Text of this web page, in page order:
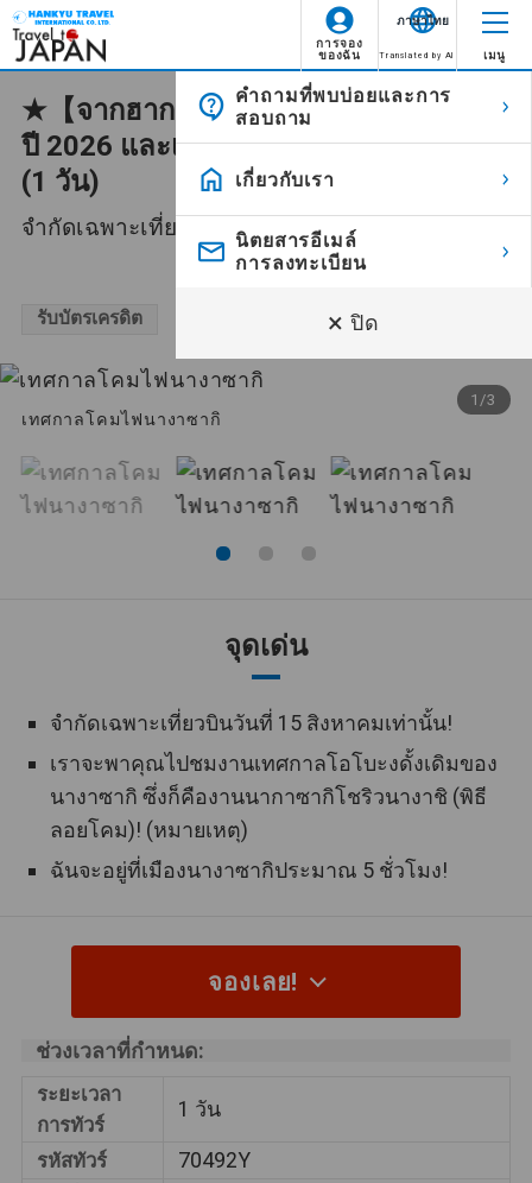
การจอง
ของฉัน
Translated by AI เมนู
คำถามที่พบบ่อยและการ
สอบถาม
เกี่ยวกับเรา
นิตยสารอีเมล์
การลงทะเบียน
× ปิด
★【จากฮากาตะ】ขบวนแห่เรือวิญญาณ
ปี 2026 และเที่ยวชมเมืองนางาซากิฟรี
(1 วัน)
จำกัดเฉพาะเที่ยวบินวันที่ 15 สิงหาคมเท่านั้น!
รับบัตรเครดิต
1 /3
เทศกาลโคมไฟนางาซากิ
จุดเด่น
จำกัดเฉพาะเที่ยวบินวันที่ 15 สิงหาคมเท่านั้น!
เราจะพาคุณไปชมงานเทศกาลโอโบะงดั้งเดิมของ
นางาซากิ ซึ่งก็คืองานนากาซากิโชริวนางาชิ (พิธี
ลอยโคม)! (หมายเหตุ)
ฉันจะอยู่ที่เมืองนางาซากิประมาณ 5 ชั่วโมง!
จองเลย!
ช่วงเวลาที่กำหนด:
ระยะเวลา
การทัวร์
1 วัน
รหัสทัวร์ 70492Y
ไอคอน คำอธิบาย
ทัวร์ใหม่ ทัวร์ใหม่
รวมอาหารทุกมื้อ (ยกเว้นอาหารบน
เครื่องบิน) ตลอดการเดินทาง
ผู้นำทัวร์จะคอยดูแลตลอดการเดินทาง
มีไกด์ท้องถิ่นนำ
เที่ยว
ผู้นำทัวร์จะไปรับจากสนามบินขา
เข้าไปยังสนามบินขาออก
มีหัวหน้าทัวร์ที่
พูดภาษาอังกฤษ
ผู้นำทัวร์ที่พูดภาษาอังกฤษจะคอยดูแล
ตลอดการทัวร์
ทางของคุณ
เดินทางตั้งแต่ 2
แผนนี้เป็นแผนส่วนบุคคลที่สามารถ
โรงแรมรับ
ประกัน
โรงแรมที่คุณจะพักนั้นจะถูกกำหนดไว้
ล่วงหน้าแล้ว
มีห้องอาบน้ำสาธารณะขนาดใหญ่ให้
อ่างอาบน้ำแบบ
เปิดโล่ง
โรงแรมมีห้องอาบน้ำแบบเปิดโล่งไว้ให้
น้ำพุร้อน
ทัวร์นี้รวมการพักค้างคืนที่รีสอร์ทน้ำพุ
ยังไม่มีข้อมูลตำแหน่งที่ตั้ง
ภาษาไทย